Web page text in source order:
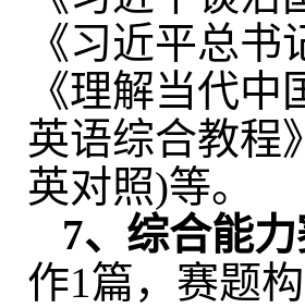
《习近平总
《理解当代
英语综合教程
英对照)等。
7、 综合能
作1篇，赛题